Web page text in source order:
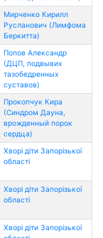
Мирченко Кирилл
Русланович (Лимфома
Беркитта)
Попов Александр
(ДЦП, подвывих
тазобедренных
суставов)
Прокопчук Кира
(Синдром Дауна,
врожденный порок
сердца)
Хворі діти Запорізької
області
Хворі діти Запорізької
області
Хворі діти Запорізької